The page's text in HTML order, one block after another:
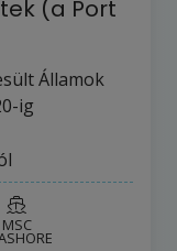
(a Port
Államok
ig
MSC